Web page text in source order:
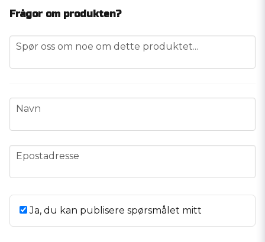
Frågor om produkten?
question
Spør oss om noe om dette produktet...
name
Navn
email
Epostadresse
Ja, du kan publisere spørsmålet mitt